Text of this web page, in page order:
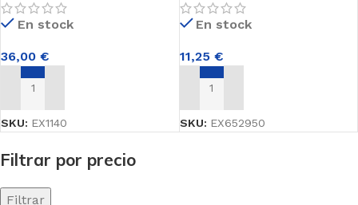
Filtrar por precio
Filtrar
En stock
36,00 €
AÑADIR AL CARRITO
SKU: EX1140
EX652950
En stock
11,25 €
AÑADIR AL CARRITO
SKU: EX652950